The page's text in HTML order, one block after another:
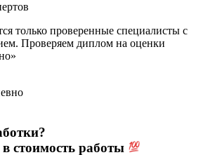
только проверенные специалисты с
Проверяем диплом на оценки
стоимость работы